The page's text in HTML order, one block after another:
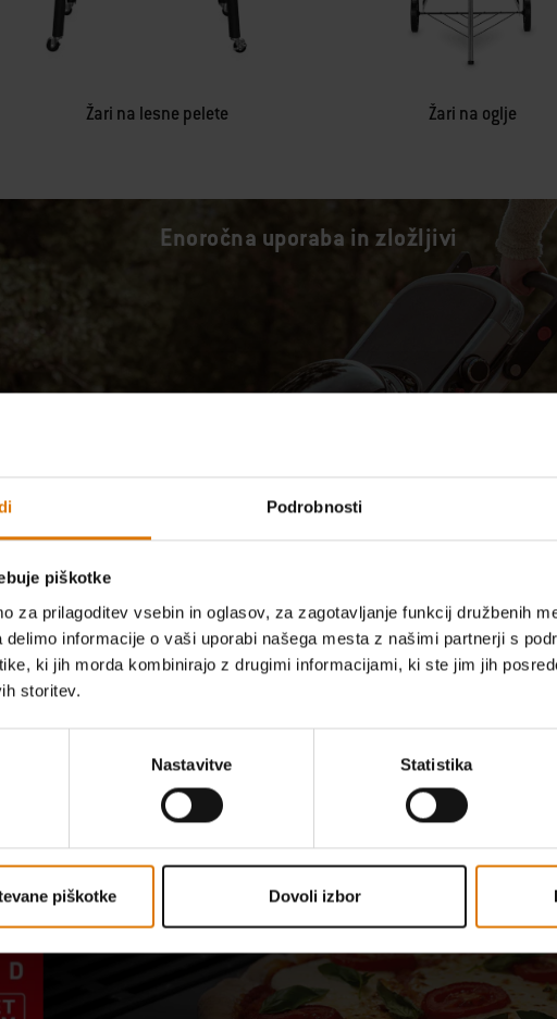
Podrobnosti
piškotke
za prilagoditev vsebin in oglasov, za zagotavljanje funkcij družbenih
delimo informacije o vaši uporabi našega mesta z našimi partnerji s
ki jih morda kombinirajo z drugimi informacijami, ki ste jim jih
storitev.
Nastavitve Statistika
piškotke Dovoli izbor
Žari na lesne pelete Žari na oglje
Enoročna uporaba in zložljivi